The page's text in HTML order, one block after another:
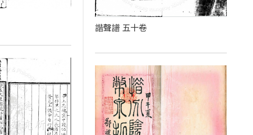
諧聲譜 五十卷